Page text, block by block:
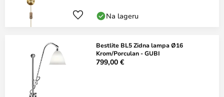
Na lageru
Bestlite BL5 Zidna lampa Ø16
Krom/Porculan - GUBI
799,00 €